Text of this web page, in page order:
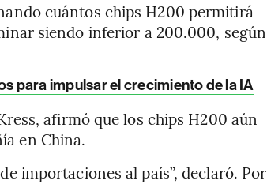
cuántos chips H200 permitirá
siendo inferior a 200.000, según
para impulsar el crecimiento de la IA
afirmó que los chips H200 aún
en China.
importaciones al país”, declaró. Por